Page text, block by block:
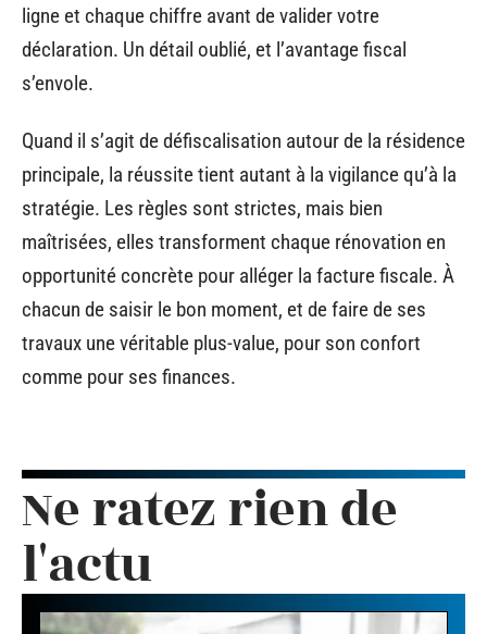
ligne et chaque chiffre avant de valider votre
déclaration. Un détail oublié, et l’avantage fiscal
s’envole.
Quand il s’agit de défiscalisation autour de la résidence
principale, la réussite tient autant à la vigilance qu’à la
stratégie. Les règles sont strictes, mais bien
maîtrisées, elles transforment chaque rénovation en
opportunité concrète pour alléger la facture fiscale. À
chacun de saisir le bon moment, et de faire de ses
travaux une véritable plus-value, pour son confort
comme pour ses finances.
Ne ratez rien de
l'actu